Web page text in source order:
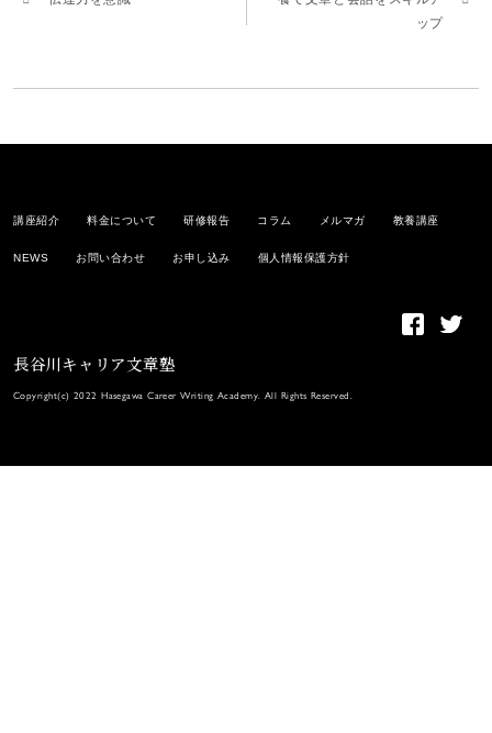
ップ
講座紹介 料金について 研修報告 コラム メルマガ 教養講座
NEWS お問い合わせ お申し込み 個人情報保護方針
長谷川キャリア文章塾
Copyright(c) 2022 Hasegawa Career Writing Academy. All Rights Reserved.